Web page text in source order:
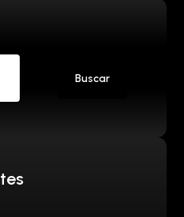
Buscar